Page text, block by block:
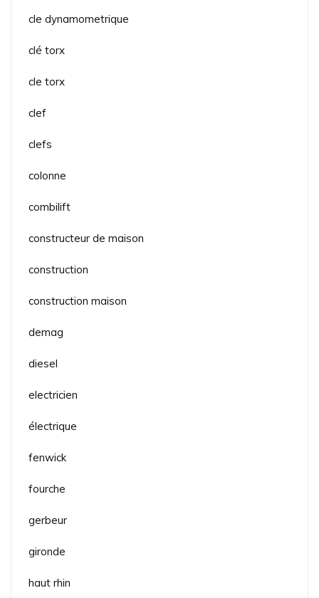
cle dynamometrique
clé torx
cle torx
clef
clefs
colonne
combilift
constructeur de maison
construction
construction maison
demag
diesel
electricien
électrique
fenwick
fourche
gerbeur
gironde
haut rhin